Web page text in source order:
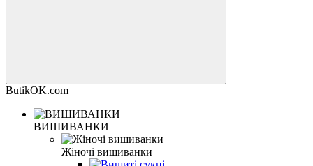
ButikOK.com
ВИШИВАНКИ
Жіночі вишиванки